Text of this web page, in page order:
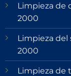
Limpieza de
2000
Limpieza del
2000
Limpieza de